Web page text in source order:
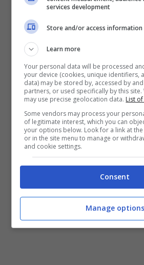
Giancarlo nella sua auto su
(morto in carcere) e Angelo
condannato all’ergastolo.
una serie di summit decisionali
esponenti della criminalità
Ma Giancarlo aveva con sé
stava lavorando e che non è
un’altra parte di verità
,
più scottante, che non
pagine del giornale e che è
altri nomi, probabilmente
mandanti.
services development
Store and/or access information
Learn more
Your personal data will be processed
your device (cookies, unique identifiers,
data) may be stored by, accessed by
partners, or used specifically by this
may use precise geolocation data. List
Some vendors may process your
of legitimate interest, which you can
your options below. Look for a link at
or in the site menu to manage or
and cookie settings.
Consent
Manage options